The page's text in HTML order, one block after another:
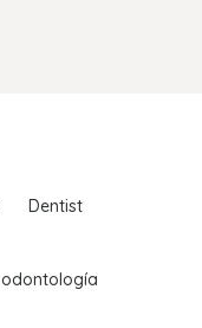
Dentist
odontología